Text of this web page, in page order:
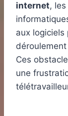
internet,
aux logiciels
Ces
une